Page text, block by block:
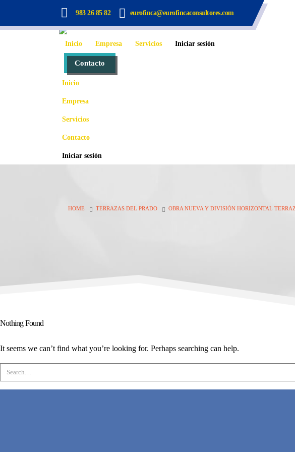
983 26 85 82 eurofinca@eurofincaconsultores.com
Inicio Empresa Servicios Iniciar sesión
Contacto
Inicio
Empresa
Servicios
Contacto
Iniciar sesión
HOME TERRAZAS DEL PRADO OBRA NUEVA Y DIVISIÓN HORIZONTAL
Nothing Found
It seems we can’t find what you’re looking for. Perhaps searching can help.